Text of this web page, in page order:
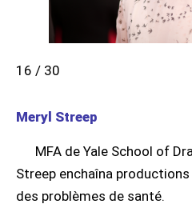
16 / 30
Meryl Streep
MFA de Yale School of
Streep enchaîna
des problèmes de santé.